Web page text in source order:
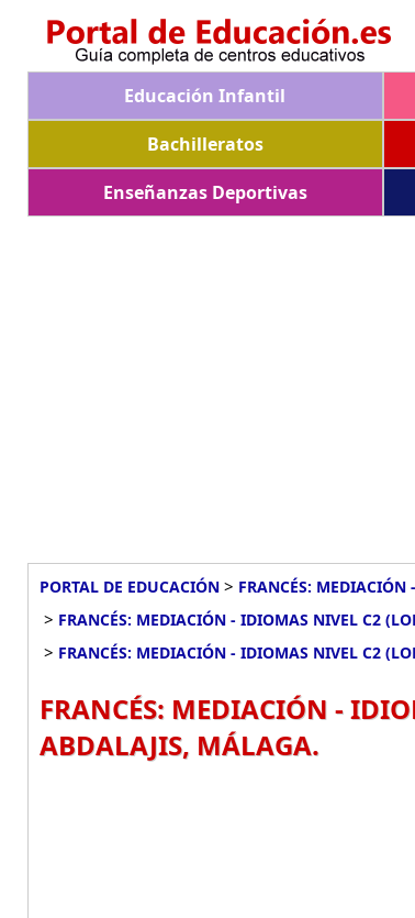
Educación Infantil
Bachilleratos
Enseñanzas Deportivas
PORTAL DE EDUCACIÓN > FRANCÉS:
> FRANCÉS: MEDIACIÓN - IDIOMAS NIVEL C2
> FRANCÉS: MEDIACIÓN - IDIOMAS NIVEL C2
FRANCÉS: MEDIACIÓN -
ABDALAJIS, MÁLAGA.